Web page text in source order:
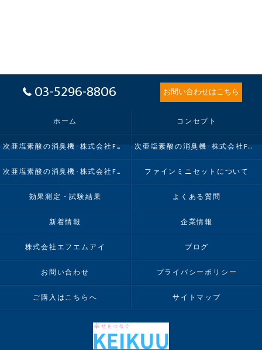
03-5296-8806 お問い合わせはこちら
ホーム コンセプト
次亜塩素酸の消臭機･株式会社FMIの口コミ情報 次亜塩素酸の消臭機･株式会社FMIの評判
次亜塩素酸の消臭機･株式会社FMIのお客様の声 ファインミニセットについて
効果測定・試験結果 よくある質問
新着情報 企業情報
株式会社エフエムアイ ブログ
お問い合わせ プライバシーポリシー
ご購入はこちらへ サイトマップ